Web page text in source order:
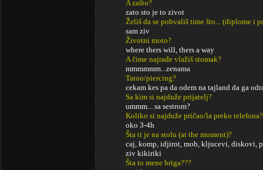
A zašto?
zato sto je to zivot
Želiš da se pohvališ time što... (diplome i
sam ziv
Životni moto?
where thers will, thers a way
A čime najrađe vlažiš stomak?
mmmmmm...zenama
Tatoo/piercing?
cekam kes pa da odem na tajland da ga
Sa kim si najduže prijatelj?
ummm... sa sestrom?
Koliko si najduže pričao/la preko telefona?
oko 3-4h
Šta ti je na stolu (at the moment)?
caj, komp, idjirot, mob, kljucevi, diskovi,
ziv kikiriki
Šta to mene briga???